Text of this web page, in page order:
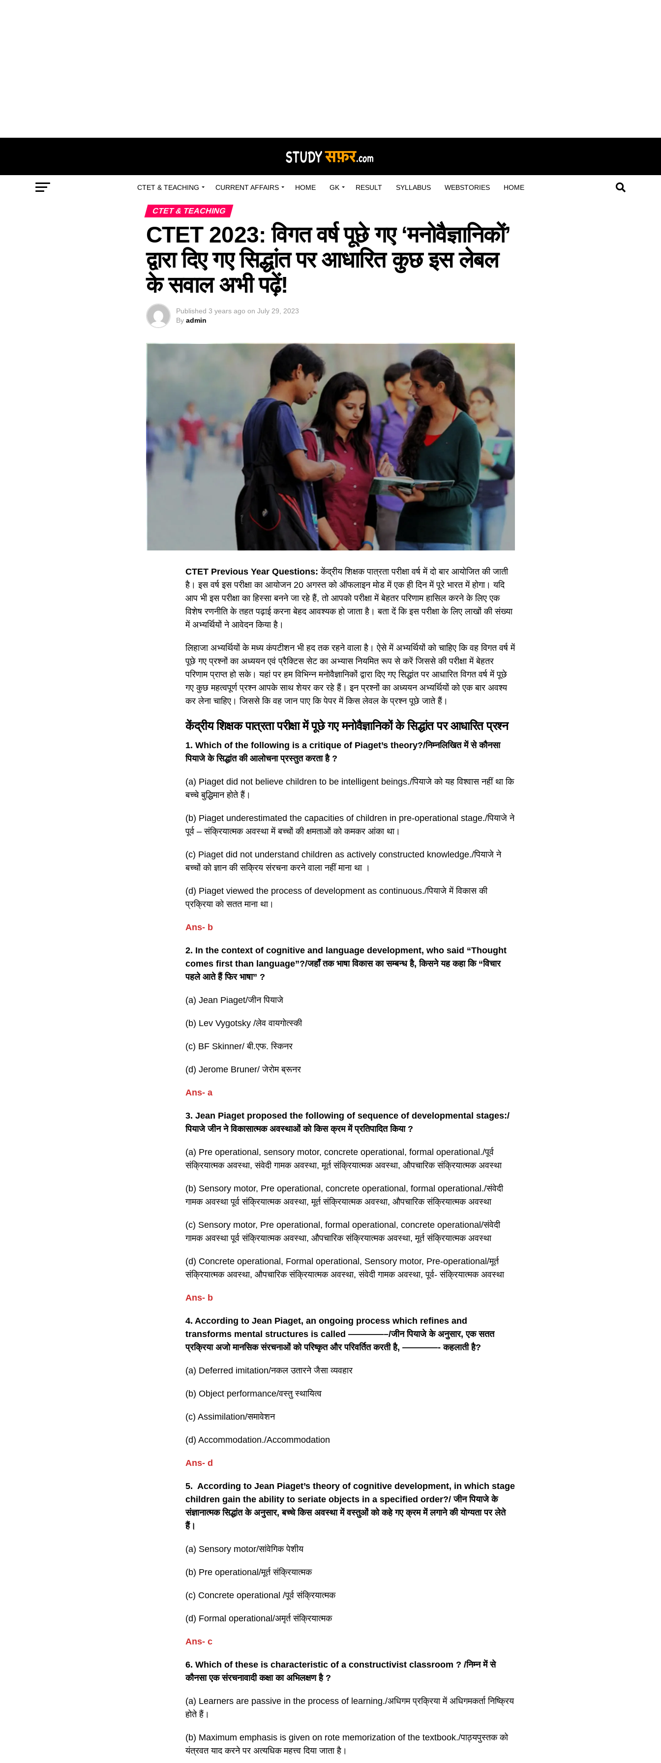
CTET & TEACHING CURRENT AFFAIRS HOME GK RESULT SYLLABUS WEBSTORIES HOME
CTET & TEACHING
CTET 2023: विगत वर्ष पूछे गए ‘मनोवैज्ञानिकों’
द्वारा दिए गए सिद्धांत पर आधारित कुछ इस लेबल
के सवाल अभी पढ़ें!
Published 3 years ago on July 29, 2023
By admin
CTET Previous Year Questions:केंद्रीय शिक्षक पात्रता परीक्षा वर्ष में दो बार आयोजित की जाती
है। इस वर्ष इस परीक्षा का आयोजन 20 अगस्त को ऑफलाइन मोड में एक ही दिन में पूरे भारत में होगा। यदि
आप भी इस परीक्षा का हिस्सा बनने जा रहे हैं, तो आपको परीक्षा में बेहतर परिणाम हासिल करने के लिए एक
विशेष रणनीति के तहत पढ़ाई करना बेहद आवश्यक हो जाता है। बता दें कि इस परीक्षा के लिए लाखों की संख्या
में अभ्यर्थियों ने आवेदन किया है।
लिहाजा अभ्यर्थियों के मध्य कंपटीशन भी हद तक रहने वाला है। ऐसे में अभ्यर्थियों को चाहिए कि वह विगत वर्ष में
पूछे गए प्रश्नों का अध्ययन एवं प्रैक्टिस सेट का अभ्यास नियमित रूप से करें जिससे की परीक्षा में बेहतर
परिणाम प्राप्त हो सके। यहां पर हम विभिन्न मनोवैज्ञानिकों द्वारा दिए गए सिद्धांत पर आधारित विगत वर्ष में पूछे
गए कुछ महत्वपूर्ण प्रश्न आपके साथ शेयर कर रहे हैं। इन प्रश्नों का अध्ययन अभ्यर्थियों को एक बार अवश्य
कर लेना चाहिए। जिससे कि वह जान पाए कि पेपर में किस लेवल के प्रश्न पूछे जाते हैं।
केंद्रीय शिक्षक पात्रता परीक्षा में पूछे गए मनोवैज्ञानिकों के सिद्धांत पर आधारित प्रश्न
1. Which of the following is a critique of Piaget’s theory?/निम्नलिखित में से कौनसा
पियाजे के सिद्धांत की आलोचना प्रस्तुत करता है ?
(a) Piaget did not believe children to be intelligent beings./पियाजे को यह विश्वास नहीं था कि
बच्चे बुद्धिमान होते हैं।
(b) Piaget underestimated the capacities of children in pre-operational stage./पियाजे ने
पूर्व – संक्रियात्मक अवस्था में बच्चों की क्षमताओं को कमकर आंका था।
(c) Piaget did not understand children as actively constructed knowledge./पियाजे ने
बच्चों को ज्ञान की सक्रिय संरचना करने वाला नहीं माना था ।
(d) Piaget viewed the process of development as continuous./पियाजे में विकास की
प्रक्रिया को सतत माना था।
Ans- b
2. In the context of cognitive and language development, who said “Thought
comes first than language”?/जहाँ तक भाषा विकास का सम्बन्ध है, किसने यह कहा कि “विचार
पहले आते हैं फिर भाषा” ?
(a) Jean Piaget/जीन पियाजे
(b) Lev Vygotsky /लेव वायगोत्स्की
(c) BF Skinner/ बी.एफ. स्किनर
(d) Jerome Bruner/ जेरोम ब्रूनर
Ans- a
3. Jean Piaget proposed the following of sequence of developmental stages:/
पियाजे जीन ने विकासात्मक अवस्थाओं को किस क्रम में प्रतिपादित किया ?
(a) Pre operational, sensory motor, concrete operational, formal operational./पूर्व
संक्रियात्मक अवस्था, संवेदी गामक अवस्था, मूर्त संक्रियात्मक अवस्था, औपचारिक संक्रियात्मक अवस्था
(b) Sensory motor, Pre operational, concrete operational, formal operational./संवेदी
गामक अवस्था पूर्व संक्रियात्मक अवस्था, मूर्त संक्रियात्मक अवस्था, औपचारिक संक्रियात्मक अवस्था
(c) Sensory motor, Pre operational, formal operational, concrete operational/संवेदी
गामक अवस्था पूर्व संक्रियात्मक अवस्था, औपचारिक संक्रियात्मक अवस्था, मूर्त संक्रियात्मक अवस्था
(d) Concrete operational, Formal operational, Sensory motor, Pre-operational/मूर्त
संक्रियात्मक अवस्था, औपचारिक संक्रियात्मक अवस्था, संवेदी गामक अवस्था, पूर्व- संक्रियात्मक अवस्था
Ans- b
4. According to Jean Piaget, an ongoing process which refines and
transforms mental structures is called ————–/जीन पियाजे के अनुसार, एक सतत
प्रक्रिया अजो मानसिक संरचनाओं को परिष्कृत और परिवर्तित करती है, ————- कहलाती है?
(a) Deferred imitation/नकल उतारने जैसा व्यवहार
(b) Object performance/वस्तु स्थायित्व
(c) Assimilation/समावेशन
(d) Accommodation./Accommodation
Ans- d
5. According to Jean Piaget’s theory of cognitive development, in which stage
children gain the ability to seriate objects in a specified order?/ जीन पियाजे के
संज्ञानात्मक सिद्धांत के अनुसार, बच्चे किस अवस्था में वस्तुओं को कहे गए क्रम में लगाने की योग्यता पर लेते
हैं।
(a) Sensory motor/सांवेगिक पेशीय
(b) Pre operational/मूर्त संक्रियात्मक
(c) Concrete operational /पूर्व संक्रियात्मक
(d) Formal operational/अमृर्त संक्रियात्मक
Ans- c
6. Which of these is characteristic of a constructivist classroom ? /निम्न में से
कौनसा एक संरचनावादी कक्षा का अभिलक्षण है ?
(a) Learners are passive in the process of learning./अधिगम प्रक्रिया में अधिगमकर्ता निष्क्रिय
होते हैं।
(b) Maximum emphasis is given on rote memorization of the textbook./पाठ्यपुस्तक को
यंत्रवत याद करने पर अत्यधिक महत्त्व दिया जाता है।